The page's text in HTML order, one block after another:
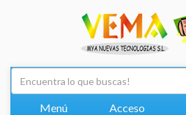
Menú Acceso